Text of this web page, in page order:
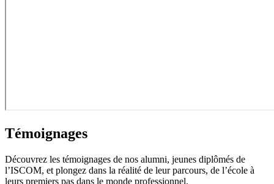
Témoignages
Découvrez les témoignages de nos alumni, jeunes diplômés de
l’ISCOM, et plongez dans la réalité de leur parcours, de l’école à
leurs premiers pas dans le monde professionnel.